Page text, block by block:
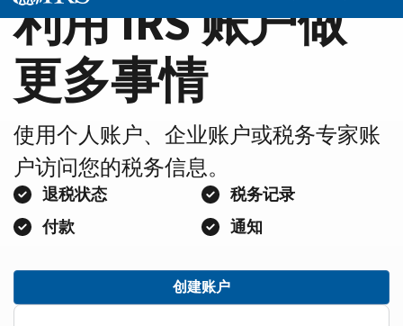
利用 IRS 账户做
更多事情
使用个人账户、企业账户或税务专家账
户访问您的税务信息。
退税状态
税务记录
付款
通知
创建账户